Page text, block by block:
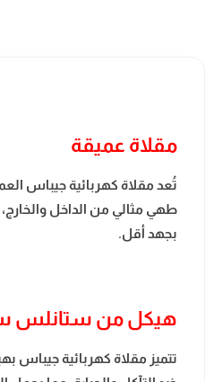
مقلاة عميقة
تُعد مقلاة كهربائية جيباس
طهي مثالي من الداخل
بجهد أقل.
هيكل من ستانلس
تتميز مقلاة كهربائية جيباس